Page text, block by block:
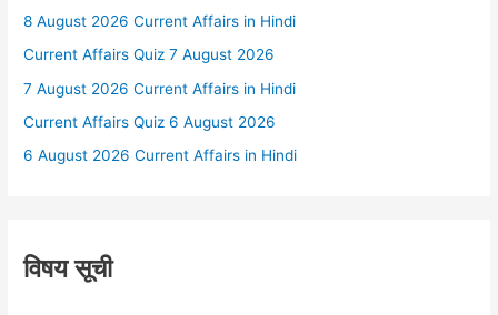
8 August 2026 Current Affairs in Hindi
Current Affairs Quiz 7 August 2026
7 August 2026 Current Affairs in Hindi
Current Affairs Quiz 6 August 2026
6 August 2026 Current Affairs in Hindi
विषय सूची